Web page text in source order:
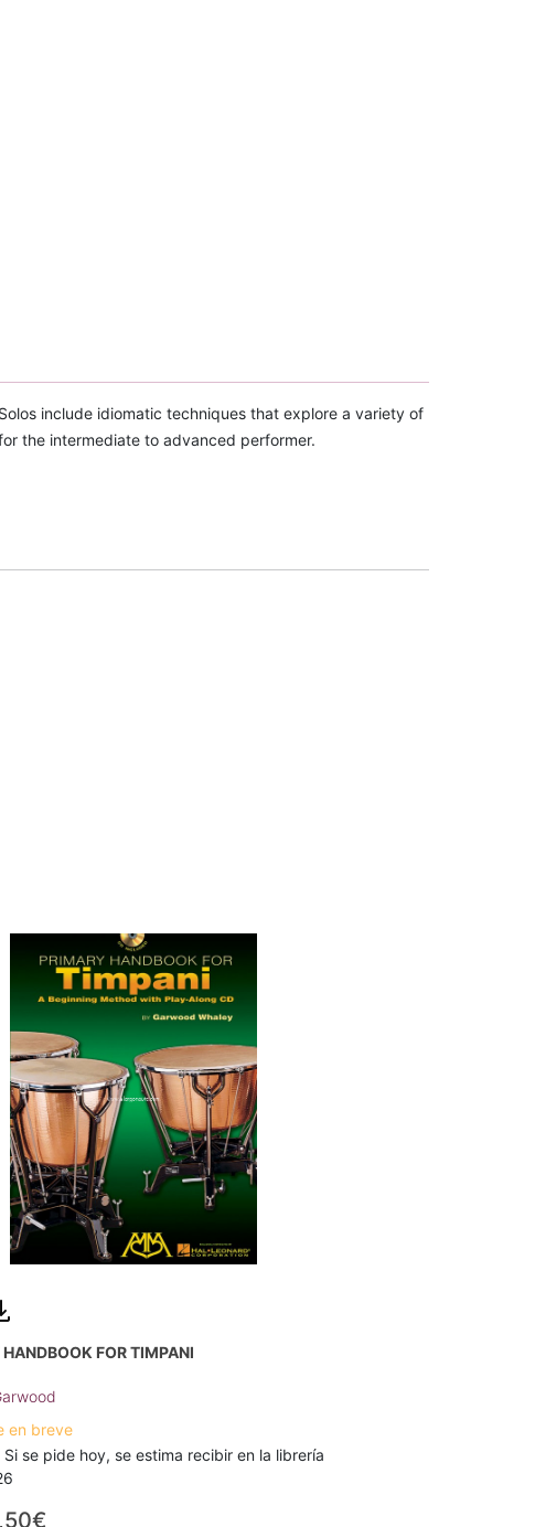
include idiomatic techniques that explore a variety of
the intermediate to advanced performer.
FOR TIMPANI
en breve
Si se pide hoy, se estima recibir en la librería